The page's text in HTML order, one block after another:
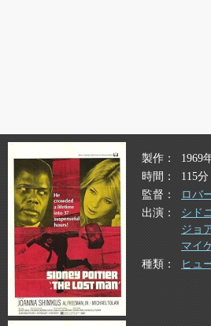
製作
1969
時間
115分
監督
ロバ
出演
シド
ジョ
マイ
種類
ヒュ